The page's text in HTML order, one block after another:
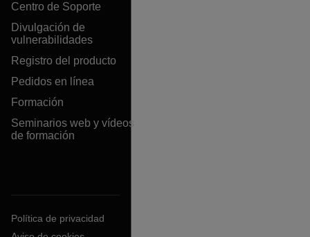
Centro de Soporte
Divulgación de
vulnerabilidades
Registro del producto
Pedidos en línea
Formación
Seminarios web y vídeos
de formación
Política de privacidad